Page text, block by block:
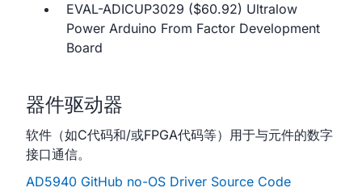
EVAL-ADICUP3029 ($60.92) Ultralow
Power Arduino From Factor Development
Board
器件驱动器
软件（如C代码和/或FPGA代码等）用于与元件的数字
接口通信。
AD5940 GitHub no-OS Driver Source Code